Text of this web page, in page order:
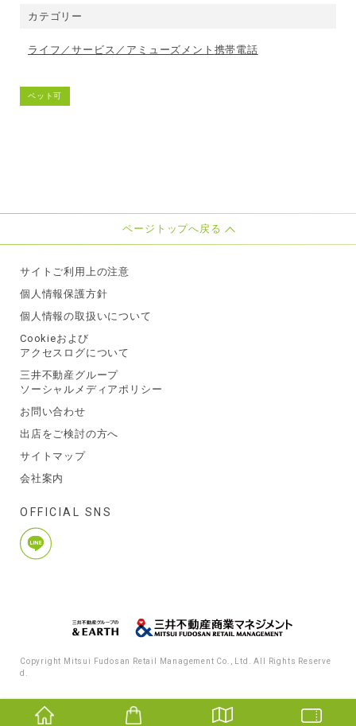
カテゴリー
ライフ／サービス／アミューズメント 携帯電話
ペット可
ページトップへ戻る
サイトご利用上の注意
個人情報保護方針
個人情報の取扱いについて
Cookieおよび
アクセスログについて
三井不動産グループ
ソーシャルメディアポリシー
お問い合わせ
出店をご検討の方へ
サイトマップ
会社案内
OFFICIAL SNS
Copyright Mitsui Fudosan Retail Management Co., Ltd. All Rights Reserve
d.